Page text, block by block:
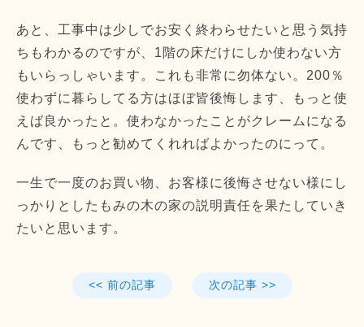
あと、工事中は少しでお安く終わらせたいと思う気持
ちもわかるのですが、1階の床だけにしか使わない方
もいらっしゃいます。これも非常に勿体ない。200％
使わずに暮らしてる方はほぼ皆後悔します、もっと使
えば良かったと。使わなかったことがクレームになる
んです、もっと勧めてくれればよかったのにって。
一生で一度のお買い物、お客様に後悔させない様にし
っかりとしたもみの木の家の説明責任を果たしていき
たいと思います。
<< 前の記事 次の記事 >>